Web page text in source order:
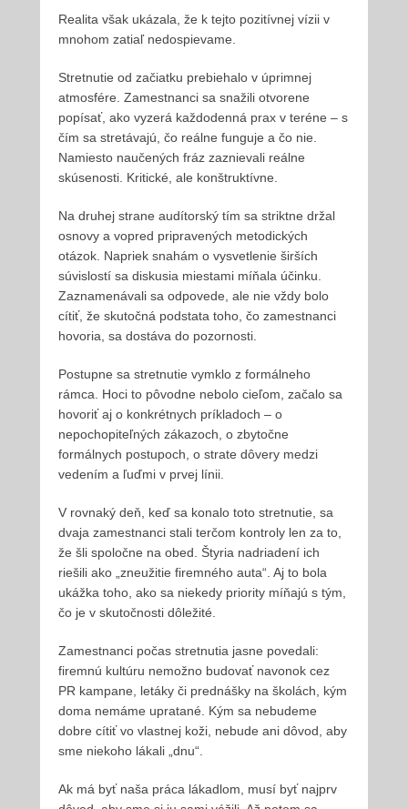
Realita však ukázala, že k tejto pozitívnej vízii v
mnohom zatiaľ nedospievame.
Stretnutie od začiatku prebiehalo v úprimnej
atmosfére. Zamestnanci sa snažili otvorene
popísať, ako vyzerá každodenná prax v teréne – s
čím sa stretávajú, čo reálne funguje a čo nie.
Namiesto naučených fráz zaznievali reálne
skúsenosti. Kritické, ale konštruktívne.
Na druhej strane audítorský tím sa striktne držal
osnovy a vopred pripravených metodických
otázok. Napriek snahám o vysvetlenie širších
súvislostí sa diskusia miestami míňala účinku.
Zaznamenávali sa odpovede, ale nie vždy bolo
cítiť, že skutočná podstata toho, čo zamestnanci
hovoria, sa dostáva do pozornosti.
Postupne sa stretnutie vymklo z formálneho
rámca. Hoci to pôvodne nebolo cieľom, začalo sa
hovoriť aj o konkrétnych príkladoch – o
nepochopiteľných zákazoch, o zbytočne
formálnych postupoch, o strate dôvery medzi
vedením a ľuďmi v prvej línii.
V rovnaký deň, keď sa konalo toto stretnutie, sa
dvaja zamestnanci stali terčom kontroly len za to,
že šli spoločne na obed. Štyria nadriadení ich
riešili ako „zneužitie firemného auta“. Aj to bola
ukážka toho, ako sa niekedy priority míňajú s tým,
čo je v skutočnosti dôležité.
Zamestnanci počas stretnutia jasne povedali:
firemnú kultúru nemožno budovať navonok cez
PR kampane, letáky či prednášky na školách, kým
doma nemáme upratané. Kým sa nebudeme
dobre cítiť vo vlastnej koži, nebude ani dôvod, aby
sme niekoho lákali „dnu“.
Ak má byť naša práca lákadlom, musí byť najprv